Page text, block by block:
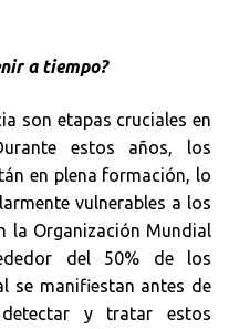
a tiempo?
son etapas cruciales en
estos años, los
en plena formación, lo
vulnerables a los
la Organización Mundial
del 50% de los
se manifiestan antes de
y tratar estos